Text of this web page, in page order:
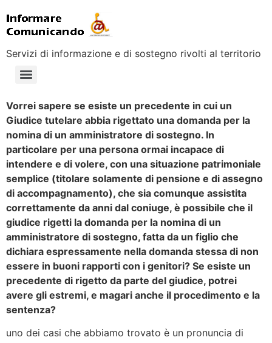
Servizi di informazione e di sostegno rivolti al territorio
Vorrei sapere se esiste un precedente in cui un
Giudice tutelare abbia rigettato una domanda per la
nomina di un amministratore di sostegno. In
particolare per una persona ormai incapace di
intendere e di volere, con una situazione patrimoniale
semplice (titolare solamente di pensione e di assegno
di accompagnamento), che sia comunque assistita
correttamente da anni dal coniuge, è possibile che il
giudice rigetti la domanda per la nomina di un
amministratore di sostegno, fatta da un figlio che
dichiara espressamente nella domanda stessa di non
essere in buoni rapporti con i genitori? Se esiste un
precedente di rigetto da parte del giudice, potrei
avere gli estremi, e magari anche il procedimento e la
sentenza?
uno dei casi che abbiamo trovato è un pronuncia di